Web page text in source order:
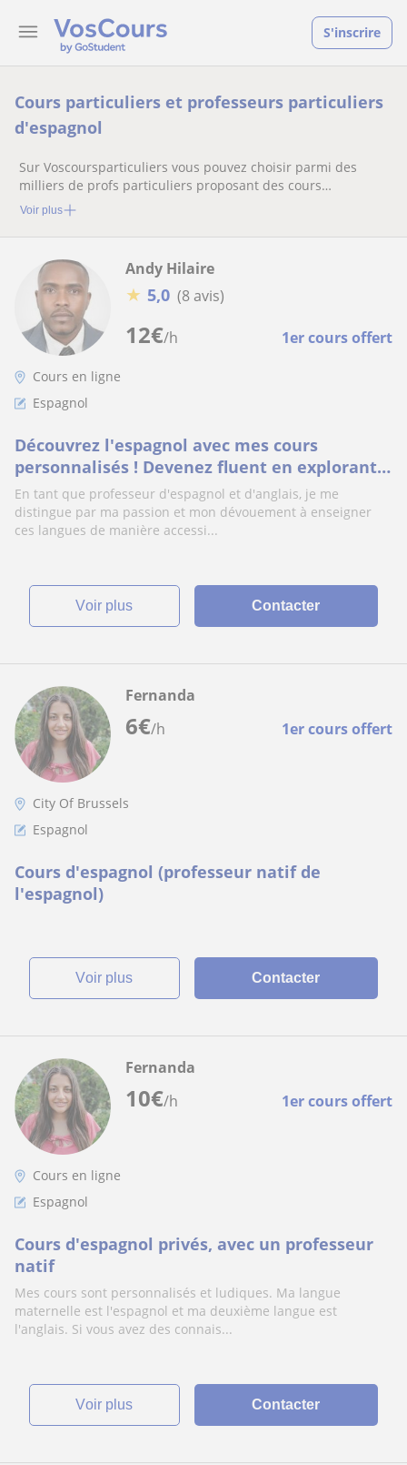
S'inscrire
Cours particuliers et professeurs particuliers
d'espagnol
Sur Voscoursparticuliers vous pouvez choisir parmi des
milliers de profs particuliers proposant des cours
particuliers
Voir plus
12€/h 1er cours offert
Andy Hilaire
★ 5,0 (8 avis)
Cours en ligne
Espagnol
Découvrez l'espagnol avec mes cours
personnalisés ! Devenez fluent en explorant
la langue et la culture
En tant que professeur d'espagnol et d'anglais, je me
distingue par ma passion et mon dévouement à enseigner
ces langues de manière accessi...
voir plus Contacter
6€/h 1er cours offert
Fernanda
City Of Brussels
Espagnol
Cours d'espagnol (professeur natif de
l'espagnol)
voir plus Contacter
10€/h 1er cours offert
Fernanda
Cours en ligne
Espagnol
Cours d'espagnol privés, avec un professeur
natif
Mes cours sont personnalisés et ludiques. Ma langue
maternelle est l'espagnol et ma deuxième langue est
l'anglais. Si vous avez des connais...
voir plus Contacter